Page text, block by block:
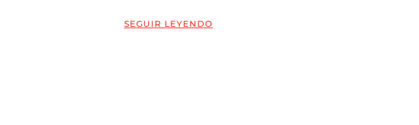
SEGUIR LEYENDO